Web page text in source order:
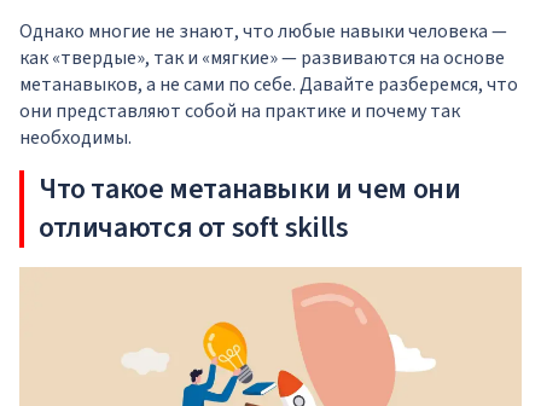
Однако многие не знают, что любые навыки человека —
как «твердые», так и «мягкие» — развиваются на основе
метанавыков, а не сами по себе. Давайте разберемся, что
они представляют собой на практике и почему так
необходимы.
Что такое метанавыки и чем они
отличаются от soft skills